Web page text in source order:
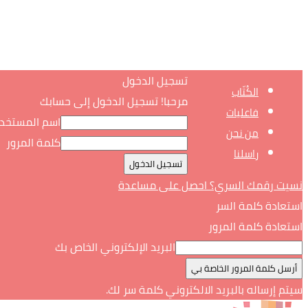
الكُتّاب
فاعليات
من نحن
راسلنا
تسجيل الدخول
مرحبا! تسجيل الدخول إلى حسابك
اسم
كلمة المرور
نسيت رقمك السري؟ احصل على مساعدة
استعادة كلمة السر
استعادة كلمة المرور
البريد الإلكتروني الخاص بك
سيتم إرساله بالبريد الالكتروني كلمة سر لك.